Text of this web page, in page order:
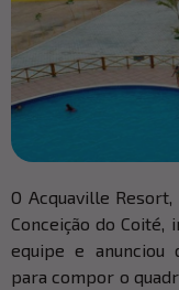
O Acquaville
Conceição do Coité,
equipe e anunciou
para compor o